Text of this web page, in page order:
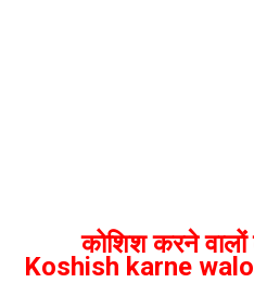
कोशिश करने वालों
Koshish karne